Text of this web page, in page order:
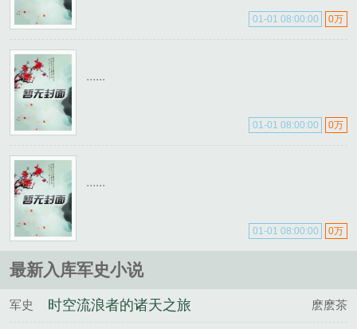
0万
01-01 08:00:00
......
0万
01-01 08:00:00
......
0万
01-01 08:00:00
最新入库军史小说
军史 时空流浪者的诸天之旅 麽麽茶